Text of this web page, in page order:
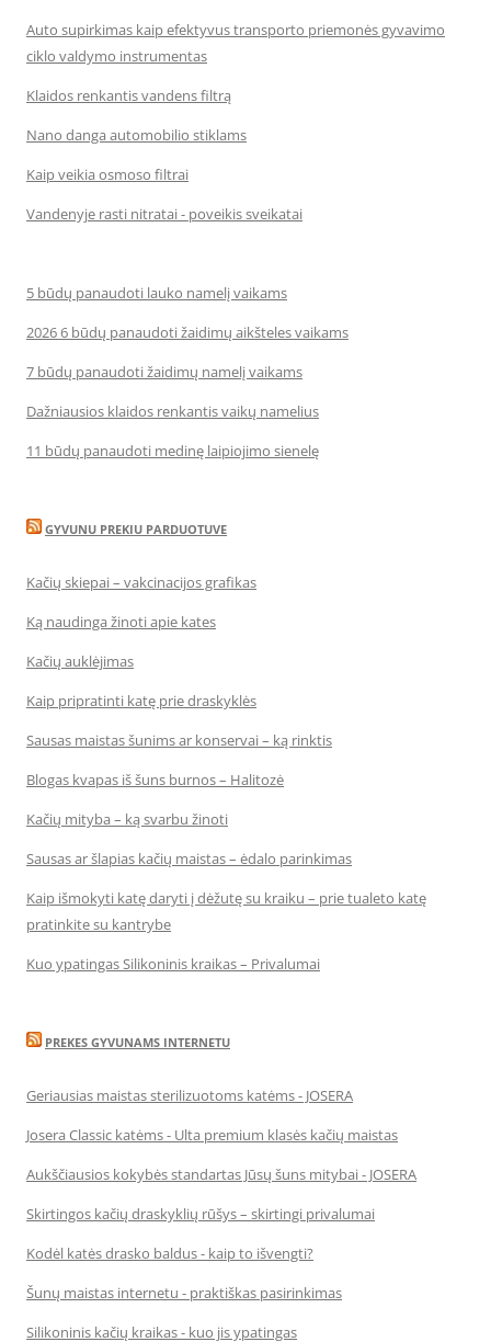
Auto supirkimas kaip efektyvus transporto priemonės gyvavimo
ciklo valdymo instrumentas
Klaidos renkantis vandens filtrą
Nano danga automobilio stiklams
Kaip veikia osmoso filtrai
Vandenyje rasti nitratai - poveikis sveikatai
5 būdų panaudoti lauko namelį vaikams
2026 6 būdų panaudoti žaidimų aikšteles vaikams
7 būdų panaudoti žaidimų namelį vaikams
Dažniausios klaidos renkantis vaikų namelius
11 būdų panaudoti medinę laipiojimo sienelę
GYVUNU PREKIU PARDUOTUVE
Kačių skiepai – vakcinacijos grafikas
Ką naudinga žinoti apie kates
Kačių auklėjimas
Kaip pripratinti katę prie draskyklės
Sausas maistas šunims ar konservai – ką rinktis
Blogas kvapas iš šuns burnos – Halitozė
Kačių mityba – ką svarbu žinoti
Sausas ar šlapias kačių maistas – ėdalo parinkimas
Kaip išmokyti katę daryti į dėžutę su kraiku – prie tualeto katę
pratinkite su kantrybe
Kuo ypatingas Silikoninis kraikas – Privalumai
PREKES GYVUNAMS INTERNETU
Geriausias maistas sterilizuotoms katėms - JOSERA
Josera Classic katėms - Ulta premium klasės kačių maistas
Aukščiausios kokybės standartas Jūsų šuns mitybai - JOSERA
Skirtingos kačių draskyklių rūšys – skirtingi privalumai
Kodėl katės drasko baldus - kaip to išvengti?
Šunų maistas internetu - praktiškas pasirinkimas
Silikoninis kačių kraikas - kuo jis ypatingas